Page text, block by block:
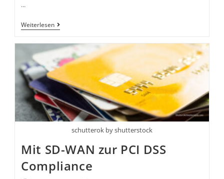
…
Weiterlesen
schutterok by shutterstock
Mit SD-WAN zur PCI DSS
Compliance